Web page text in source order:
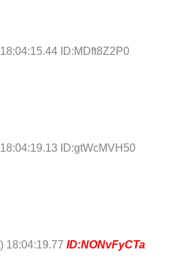
ID:MDft8Z2P0
ID:gtWcMVH50
18:04:19.77 ID:NONvFyCTa